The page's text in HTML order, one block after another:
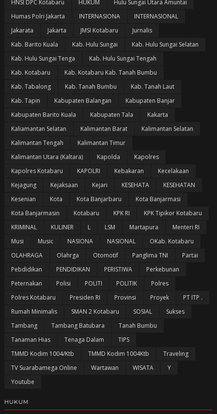
HNSI DPC Kotabaru
HUKUM
Hulu Sungai Utara Amuntai
Humas Polri Jakarta
INTERNASIONA
INTERNASIONAL
Jakarata
Jakarta JMSI Kotabaru
Jurnalis
Kab. Barito Kuala
Kab. Hulu Sungai
Kab. Hulu Sungai Selatan
Kab. Hulu Sungai Tenga
Kab. Hulu Sungai Tengah
Kab. Kotabaru
Kab. Kotabaru Kab. Tanah Bumbu
Kab. Tabalong
Kab. Tanah Bumbu
Kab. Tanah Laut
Kab. Tapin
Kabupaten Balangan
Kabupaten Banjar
Kabupaten Barito Kuala
Kabupaten Tala
Kakarta
Kaliamantan Selatan
Kalimantan Barat
Kalimantan Selatan
Kalimantan Tengah
Kalimantan Timur
Kalimantan Utara (Kaltara)
Kapolda
Kapolres
Kapolres Kotabaru
KAPOLRI Kebakaran
Kecelakaan
Kejagung
Kejaksaan Kejari KESEHATA
KESEHATAN
Kesenian
Kota Kota Banjarbaru
Kota Banjarmasi
Kota Banjarmasin
Kotabaru KPK RI
KPK Tipikor Kotabaru
KRIMINAL
KULINER L LSM Martapura
Menteri RI
Musi
Music NASIONA NASIONAL
OKab. Kotabaru
OLAHRAGA
Olahrga Otomotif Panglima TNI
Partai
Pebdidikan
PENDIDIKAN PERISTIWA
Perkebunan
Peternakan
Polisi POLITI POLITIK
Polres
Polres Kotabaru
Presiden RI Provinsi Proyek
PT ITP .
Rumah Minimalis
SMAN 2 Kotabaru SOSIAL
Sukses
Tambang
Tambang Batubara
Tanah Bumbu
Tanaman Hias
Tenaga Dalam
TIPS
TMMD Kodim 1004/Ktb
TMMD Kodim 1004Ktb
Traveling
TV Suarabamega Online
Wartawan WISATA
Y
Youtube
HUKUM